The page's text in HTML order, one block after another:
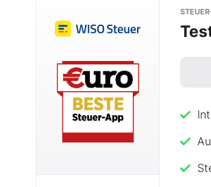
Folgen Sie uns
Kontakt